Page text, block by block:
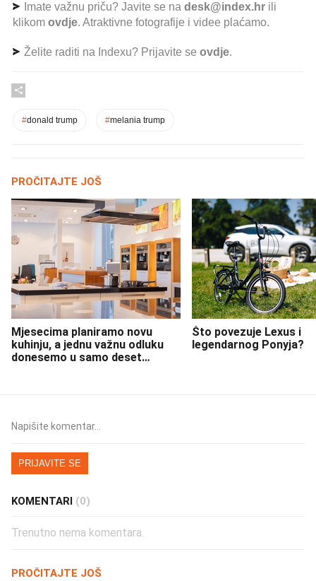
Imate važnu priču? Javite se na desk@index.hr ili
klikom ovdje. Atraktivne fotografije i videe plaćamo.
Želite raditi na Indexu? Prijavite se ovdje.
#donald trump #melania trump
PROČITAJTE JOŠ
Mjesecima planiramo novu
kuhinju, a jednu važnu odluku
donesemo u samo deset
Što povezuje Lexus i
legendarnog Ponyja?
PRIJAVITE SE
KOMENTARI (0)
Trenutno nema komentara.
PROČITAJTE JOŠ